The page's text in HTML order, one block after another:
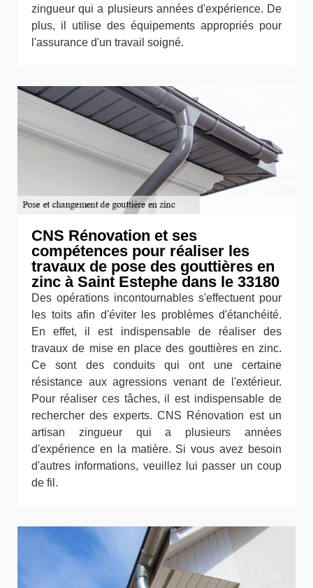
zingueur qui a plusieurs années d'expérience. De
plus, il utilise des équipements appropriés pour
l'assurance d'un travail soigné.
CNS Rénovation et ses
compétences pour réaliser les
travaux de pose des gouttières en
zinc à Saint Estephe dans le 33180
Des opérations incontournables s'effectuent pour
les toits afin d'éviter les problèmes d'étanchéité.
En effet, il est indispensable de réaliser des
travaux de mise en place des gouttières en zinc.
Ce sont des conduits qui ont une certaine
résistance aux agressions venant de l'extérieur.
Pour réaliser ces tâches, il est indispensable de
rechercher des experts. CNS Rénovation est un
artisan zingueur qui a plusieurs années
d'expérience en la matière. Si vous avez besoin
d'autres informations, veuillez lui passer un coup
de fil.